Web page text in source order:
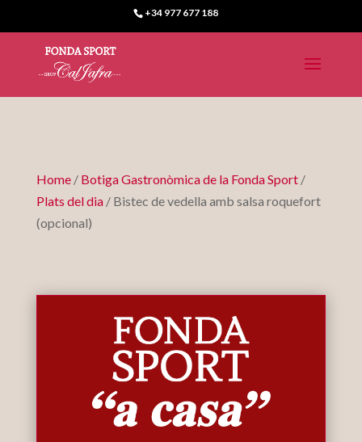
+34 977 677 188
Home/ Botiga Gastronòmica de la Fonda Sport/
Plats del dia/ Bistec de vedella amb salsa roquefort
(opcional)